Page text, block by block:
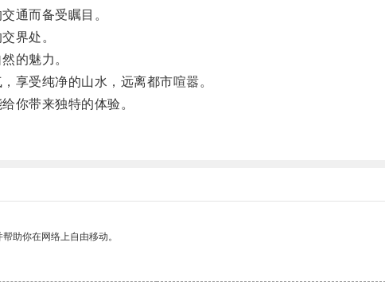
通而备受瞩目。
界处。
的魅力。
受纯净的山水，远离都市喧嚣。
你带来独特的体验。
助你在网络上自由移动。